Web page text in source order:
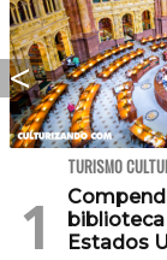
TURISMO
Estados